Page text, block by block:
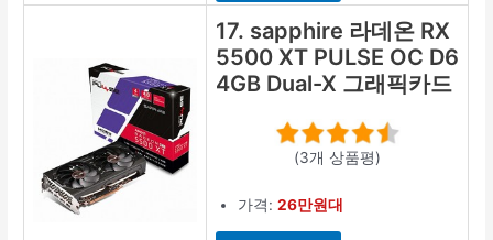
17. sapphire 라데온 RX
5500 XT PULSE OC D6
4GB Dual-X 그래픽카드
(3개 상품평)
가격:26만원대